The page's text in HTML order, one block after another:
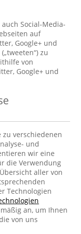
Social-Media-
auf
Google+ und
zu
von
Google+ und
zu verschiedenen
und
wir eine
die Verwendung
aller von
Technologien
an, um Ihnen
von uns